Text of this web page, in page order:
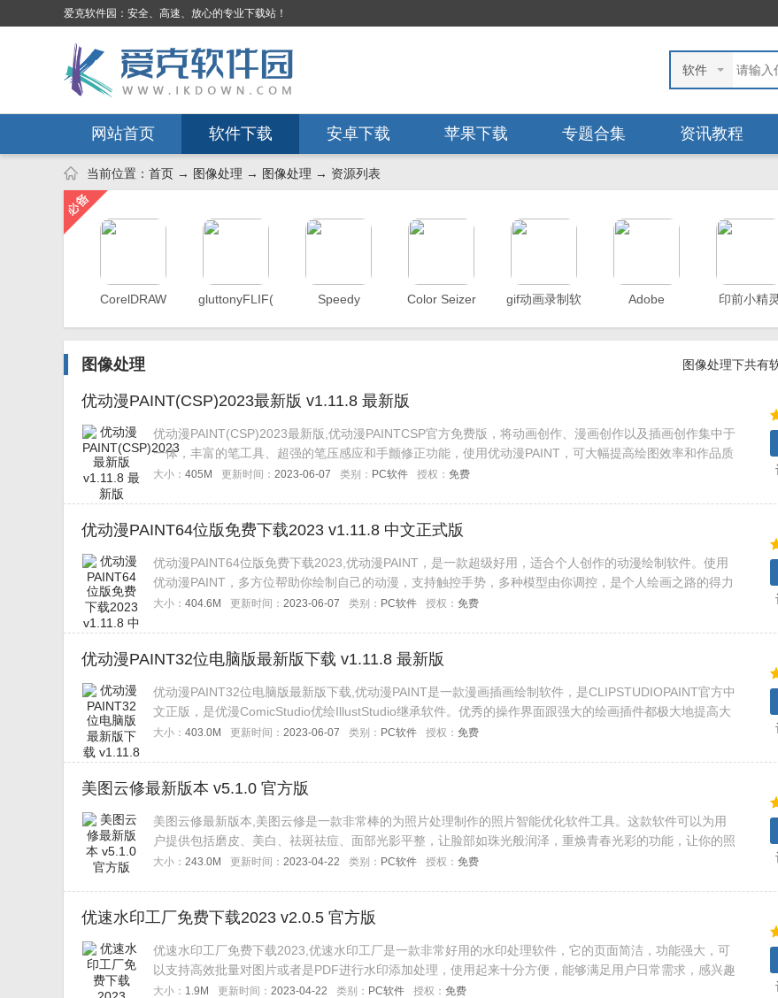
爱克软件园：安全、高速、放心的专业下载站！
软件
网站首页 软件下载 安卓下载 苹果下载 专题合集 资讯教程
当前位置： 首页 → 图像处理 → 图像处理 → 资源列表
CorelDRAW
gluttonyFLIF(图
Speedy
Color Seizer
gif动画录制软
Adobe
印前小精灵
图像处理 图像处理下共有
优动漫PAINT(CSP)2023最新版 v1.11.8 最新版
优动漫PAINT(CSP)2023最新版,优动漫PAINTCSP官方免费版，将动画创作、漫画创作以及插画创作集中于
一体，丰富的笔工具、超强的笔压感应和手颤修正功能，使用优动漫PAINT，可大幅提高绘图效率和作品质
量，激发您无限的创作灵感。喜欢的朋友不要错过，欢迎下载使用！
大小： 405M 更新时间： 2023-06-07 类别： PC软件 授权： 免费
优动漫PAINT64位版免费下载2023 v1.11.8 中文正式版
优动漫PAINT64位版免费下载2023,优动漫PAINT，是一款超级好用，适合个人创作的动漫绘制软件。使用
优动漫PAINT，多方位帮助你绘制自己的动漫，支持触控手势，多种模型由你调控，是个人绘画之路的得力
帮手。
大小： 404.6M 更新时间： 2023-06-07 类别： PC软件 授权： 免费
优动漫PAINT32位电脑版最新版下载 v1.11.8 最新版
优动漫PAINT32位电脑版最新版下载,优动漫PAINT是一款漫画插画绘制软件，是CLIPSTUDIOPAINT官方中
文正版，是优漫ComicStudio优绘IllustStudio继承软件。优秀的操作界面跟强大的绘画插件都极大地提高大
幅提高绘图效率和作品质量，激发您无限的创作灵感。
大小： 403.0M 更新时间： 2023-06-07 类别： PC软件 授权： 免费
美图云修最新版本 v5.1.0 官方版
美图云修最新版本,美图云修是一款非常棒的为照片处理制作的照片智能优化软件工具。这款软件可以为用
户提供包括磨皮、美白、祛斑祛痘、面部光影平整，让脸部如珠光般润泽，重焕青春光彩的功能，让你的照
片得到高效处理，需要的用户赶快来下载试试吧！
大小： 243.0M 更新时间： 2023-04-22 类别： PC软件 授权： 免费
优速水印工厂免费下载2023 v2.0.5 官方版
优速水印工厂免费下载2023,优速水印工厂是一款非常好用的水印处理软件，它的页面简洁，功能强大，可
以支持高效批量对图片或者是PDF进行水印添加处理，使用起来十分方便，能够满足用户日常需求，感兴趣
的朋友快来下载吧。
大小： 1.9M 更新时间： 2023-04-22 类别： PC软件 授权： 免费